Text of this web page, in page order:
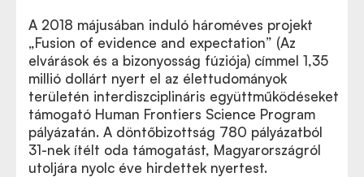
A 2018 májusában induló hároméves projekt
„Fusion of evidence and expectation” (Az
elvárások és a bizonyosság fúziója) címmel 1,35
millió dollárt nyert el az élettudományok
területén interdiszciplináris együttműködéseket
támogató Human Frontiers Science Program
pályázatán. A döntőbizottság 780 pályázatból
31-nek ítélt oda támogatást, Magyarországról
utoljára nyolc éve hirdettek nyertest.